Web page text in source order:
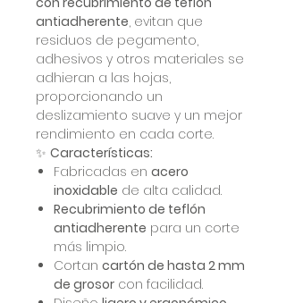
antiadherente, evitan que
residuos de pegamento,
adhesivos y otros materiales se
adhieran a las hojas,
proporcionando un
deslizamiento suave y un mejor
rendimiento en cada corte.
✨ Características:
Fabricadas en acero
inoxidable de alta calidad.
Recubrimiento de teflón
antiadherente para un corte
más limpio.
Cortan cartón de hasta 2 mm
de grosor con facilidad.